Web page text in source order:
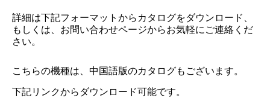
詳細は下記フォーマットからカタログをダウンロード、
もしくは、お問い合わせページからお気軽にご連絡くだ
さい。
こちらの機種は、中国語版のカタログもございます。
下記リンクからダウンロード可能です。